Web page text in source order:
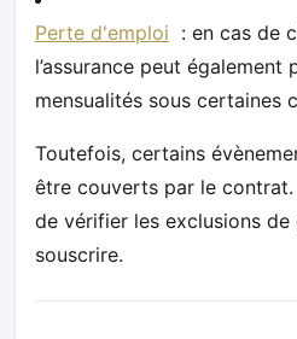
Perte d'emploi : en cas de
l’assurance peut
mensualités sous certaines
Toutefois, certains
être couverts par le
de vérifier les exclusions
souscrire.